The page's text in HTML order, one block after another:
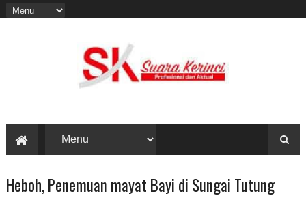
Heboh, Penemuan mayat Bayi di Sungai Tutung